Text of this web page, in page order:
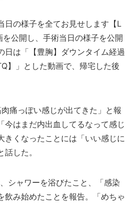
日の様子を全てお見せします【L
公開し、手術当日の様子を公開
日は「【豊胸】ダウンタイム経過
】」とした動画で、帰宅した後
痛っぽい感じが出てきた」と報
今はまだ内出血してるなって感じ
きくなったことには「いい感じに
した。
シャワーを浴びたこと、「感染
飲み始めたことを報告。「めちゃ